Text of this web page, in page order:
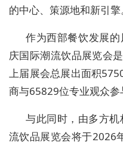
的中心、策源地和新引擎
作为西部餐饮发展
庆国际潮流饮品展览会
上届展会总展出面积575
商与65829位专业观众参
与此同时，由多方
流饮品展览会将于2026